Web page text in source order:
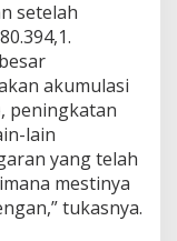
setelah
akumulasi
peningkatan
lain
yang telah
mestinya
tukasnya.